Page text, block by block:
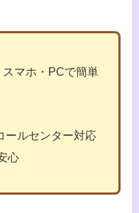
マホ・PCで簡単
ールセンター対応
心